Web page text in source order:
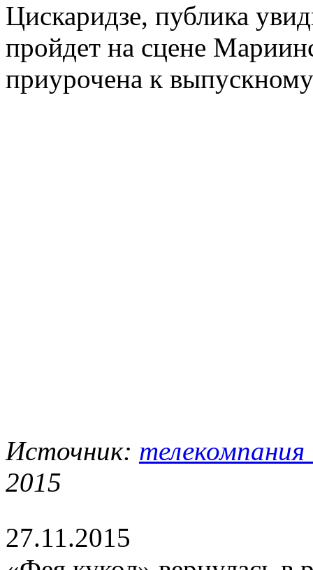
Цискаридзе, публика
пройдет на сцене
приурочена к
Источник:
2015
27.11.2015